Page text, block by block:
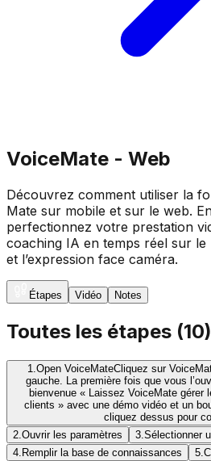
VoiceMate - Web
Découvrez comment utiliser la
Mate sur mobile et sur le web.
perfectionnez votre prestation
coaching IA en temps réel sur
et l’expression face caméra.
Étapes Vidéo Notes
Toutes les étapes (10)
1. Open VoiceMateCliquez sur
gauche. La première fois que vous
bienvenue « Laissez VoiceMate gérer
clients » avec une démo vidéo et un
cliquez dessus pour
2. Ouvrir les paramètres 3. Sélectionner
4. Remplir la base de connaissances 5.